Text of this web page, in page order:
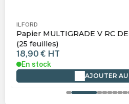
ILFORD
Papier MULTIGRADE V RC
(25 feuilles)
18,90 € HT
En stock
AJOUTER